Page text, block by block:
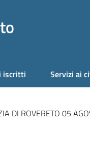
iscritti Servizi ai
DI ROVERETO 05